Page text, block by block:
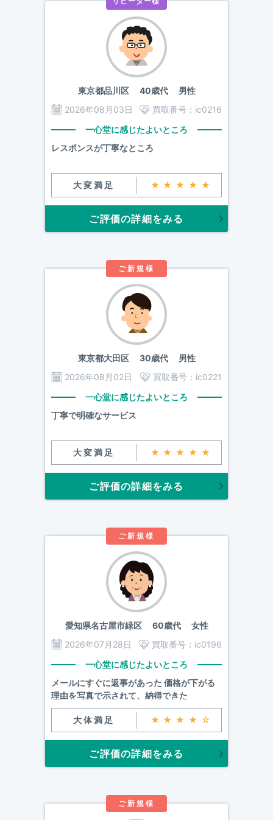
東京都品川区40歳代 男性
2026年08月03日
買取番号： ic0216
一心堂に感じたよいところ
レスポンスが丁寧なところ
大変満足 ★★★★★
ご評価の詳細をみる
ご新規様
東京都大田区30歳代 男性
2026年08月02日
買取番号： ic0221
一心堂に感じたよいところ
丁寧で明確なサービス
大変満足 ★★★★★
ご評価の詳細をみる
ご新規様
愛知県名古屋市緑区60歳代 女性
2026年07月28日
買取番号： ic0196
一心堂に感じたよいところ
メールにすぐに返事があった 価格が下がる
理由を写真で示されて、納得できた
大体満足 ★★★★☆
ご評価の詳細をみる
ご新規様